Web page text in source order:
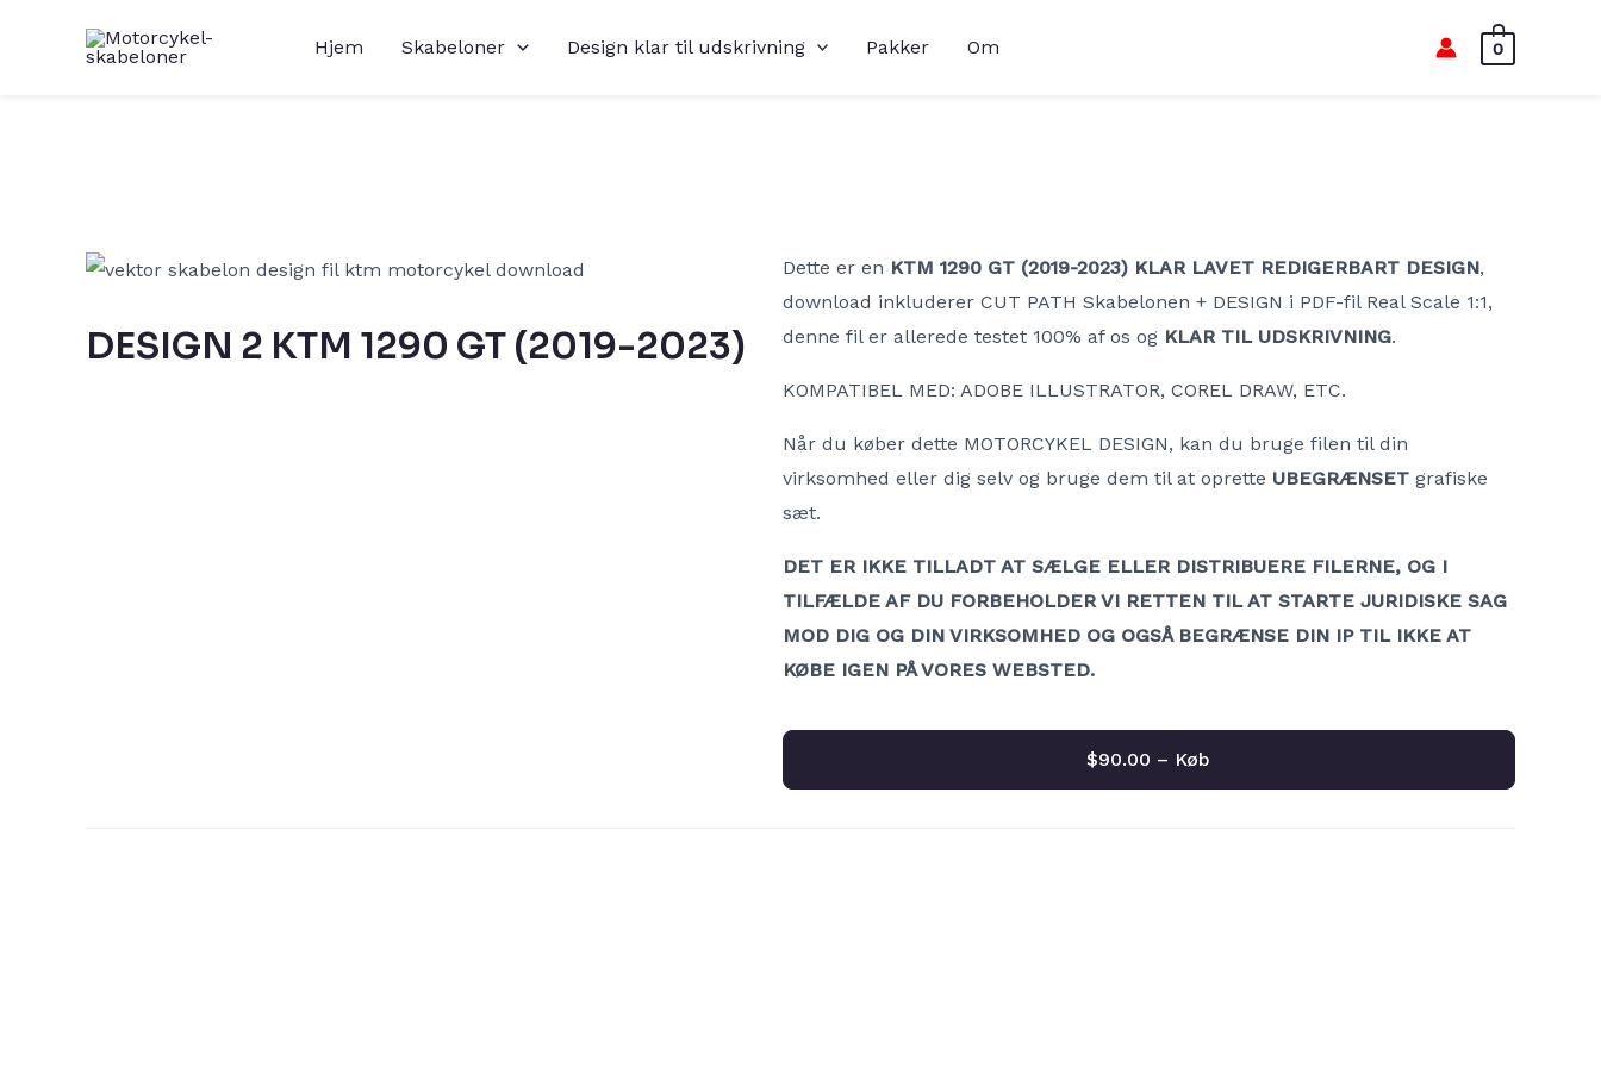
Hjem Skabeloner Design klar til udskrivning Pakker Om 0
DESIGN 2 KTM 1290 GT (2019-2023)
Dette er en KTM 1290 GT (2019-2023) KLAR LAVET REDIGERBART DESIGN,
download inkluderer CUT PATH Skabelonen + DESIGN i PDF-fil Real Scale 1:1,
denne fil er allerede testet 100% af os og KLAR TIL UDSKRIVNING.
KOMPATIBEL MED: ADOBE ILLUSTRATOR, COREL DRAW, ETC.
Når du køber dette MOTORCYKEL DESIGN, kan du bruge filen til din
virksomhed eller dig selv og bruge dem til at oprette UBEGRÆNSETgrafiske
sæt.
DET ER IKKE TILLADT AT SÆLGE ELLER DISTRIBUERE FILERNE, OG I
TILFÆLDE AF DU FORBEHOLDER VI RETTEN TIL AT STARTE JURIDISKE SAG
MOD DIG OG DIN VIRKSOMHED OG OGSÅ BEGRÆNSE DIN IP TIL IKKE AT
KØBE IGEN PÅ VORES WEBSTED.
$90.00 – Køb